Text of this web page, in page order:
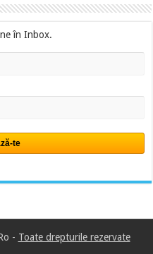
în Inbox.
- Toate drepturile rezervate